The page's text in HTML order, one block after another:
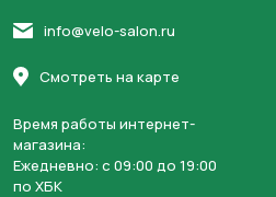
info@velo-salon.ru
Смотреть на карте
Время работы интернет-
магазина:
Ежедневно: c 09:00 до 19:00
по ХБК
Нажимая на кнопку “Отправить
персональных данных и